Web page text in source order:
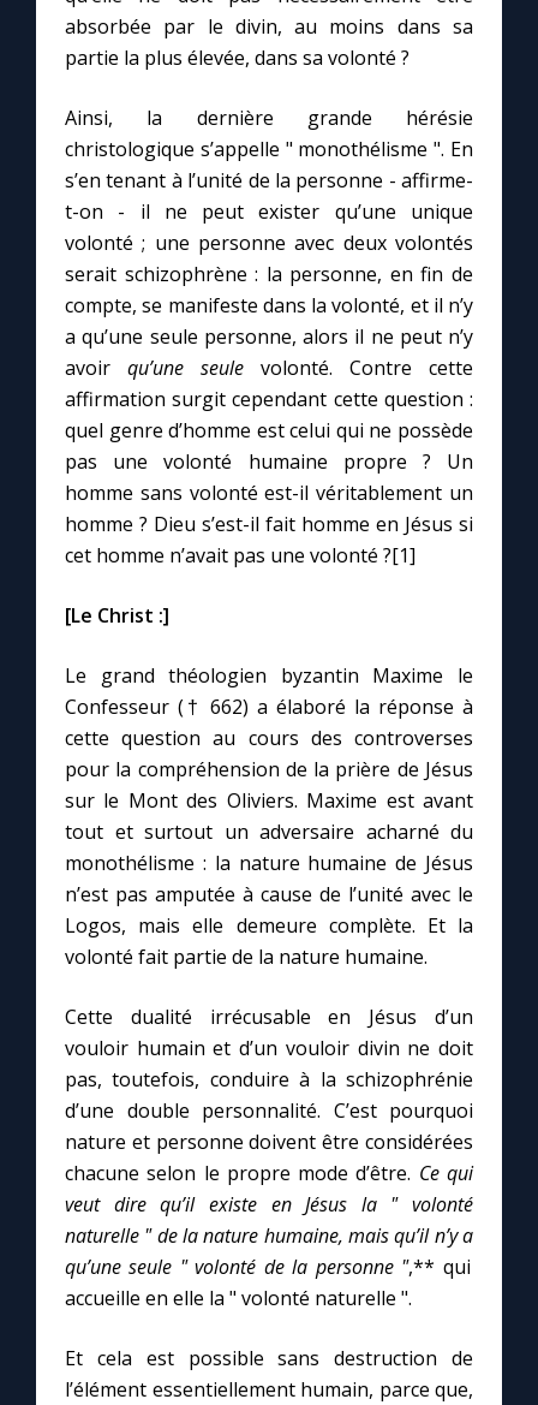
Une Minute avec Marie
Une neuvaine
À la une
1000 Raisons de Croire
Chapelet pour le monde
Contact
Faire un don
absorbée par le divin, au moins dans sa
partie la plus élevée, dans sa volonté ?
Ainsi, la dernière grande hérésie
christologique s’appelle " monothélisme ". En
s’en tenant à l’unité de la personne - affirme-
t-on - il ne peut exister qu’une unique
volonté ; une personne avec deux volontés
serait schizophrène : la personne, en fin de
compte, se manifeste dans la volonté, et il n’y
a qu’une seule personne, alors il ne peut n’y
avoir qu’une seule volonté. Contre cette
affirmation surgit cependant cette question :
quel genre d’homme est celui qui ne possède
pas une volonté humaine propre ? Un
homme sans volonté est-il véritablement un
homme ? Dieu s’est-il fait homme en Jésus si
cet homme n’avait pas une volonté ?[1]
[Le Christ :]
Le grand théologien byzantin Maxime le
Confesseur († 662) a élaboré la réponse à
cette question au cours des controverses
pour la compréhension de la prière de Jésus
sur le Mont des Oliviers. Maxime est avant
tout et surtout un adversaire acharné du
monothélisme : la nature humaine de Jésus
n’est pas amputée à cause de l’unité avec le
Logos, mais elle demeure complète. Et la
volonté fait partie de la nature humaine.
Cette dualité irrécusable en Jésus d’un
vouloir humain et d’un vouloir divin ne doit
pas, toutefois, conduire à la schizophrénie
d’une double personnalité. C’est pourquoi
nature et personne doivent être considérées
chacune selon le propre mode d’être. Ce qui
veut dire qu’il existe en Jésus la " volonté
naturelle " de la nature humaine, mais qu’il n’y a
qu’une seule " volonté de la personne ",** qui
accueille en elle la " volonté naturelle ".
Et cela est possible sans destruction de
l’élément essentiellement humain, parce que,